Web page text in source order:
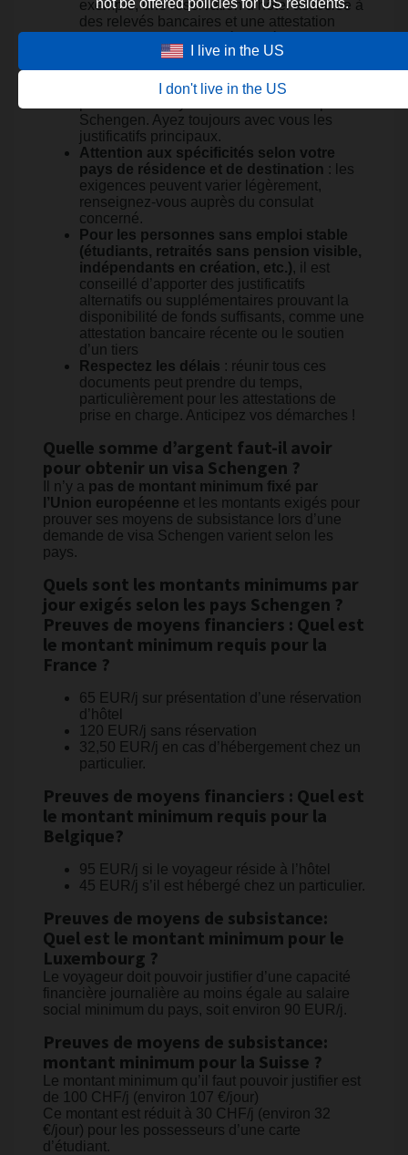
not be offered policies for US residents.
I live in the US
I don't live in the US
exemple, une réservation d’hôtel associée à
des relevés bancaires et une attestation
Préparez-vous à l’imprévu: même avec un
visa valide, vous pouvez être invité à
Schengen. Ayez toujours avec vous les
justificatifs principaux.
Attention aux spécificités selon votre
pays de résidence et de destination : les
exigences peuvent varier légèrement,
renseignez-vous auprès du consulat
concerné.
Pour les personnes sans emploi stable
(étudiants, retraités sans pension visible,
indépendants en création, etc.), il est
conseillé d’apporter des justificatifs
alternatifs ou supplémentaires prouvant la
disponibilité de fonds suffisants, comme une
attestation bancaire récente ou le soutien
d’un tiers
Respectez les délais : réunir tous ces
documents peut prendre du temps,
particulièrement pour les attestations de
prise en charge. Anticipez vos démarches !
Quelle somme d’argent faut-il avoir
pour obtenir un visa Schengen ?
Il n’y a pas de montant minimum fixé par
l’Union européenne et les montants exigés pour
prouver ses moyens de subsistance lors d’une
demande de visa Schengen varient selon les
pays.
Quels sont les montants minimums par
jour exigés selon les pays Schengen ?
Preuves de moyens financiers : Quel est
le montant minimum requis pour la
France ?
65 EUR/j sur présentation d’une réservation
d’hôtel
120 EUR/j sans réservation
32,50 EUR/j en cas d’hébergement chez un
particulier.
Preuves de moyens financiers : Quel est
le montant minimum requis pour la
Belgique?
95 EUR/j si le voyageur réside à l’hôtel
45 EUR/j s’il est hébergé chez un particulier.
Preuves de moyens de subsistance:
Quel est le montant minimum pour le
Luxembourg ?
Le voyageur doit pouvoir justifier d’une capacité
financière journalière au moins égale au salaire
social minimum du pays, soit environ 90 EUR/j.
Preuves de moyens de subsistance:
montant minimum pour la Suisse ?
Le montant minimum qu’il faut pouvoir justifier est
de 100 CHF/j (environ 107 €/jour)
Ce montant est réduit à 30 CHF/j (environ 32
€/jour) pour les possesseurs d’une carte
d’étudiant.